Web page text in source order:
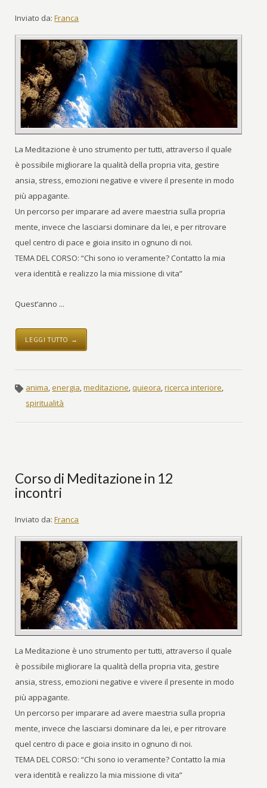
Inviato da: Franca
La Meditazione è uno strumento per tutti, attraverso il quale
è possibile migliorare la qualità della propria vita, gestire
ansia, stress, emozioni negative e vivere il presente in modo
più appagante.
Un percorso per imparare ad avere maestria sulla propria
mente, invece che lasciarsi dominare da lei, e per ritrovare
quel centro di pace e gioia insito in ognuno di noi.
TEMA DEL CORSO: “Chi sono io veramente? Contatto la mia
vera identità e realizzo la mia missione di vita”
Quest’anno ...
LEGGI TUTTO →
anima,energia,meditazione,quieora,ricerca interiore,
spiritualità
Corso di Meditazione in 12
incontri
Inviato da: Franca
La Meditazione è uno strumento per tutti, attraverso il quale
è possibile migliorare la qualità della propria vita, gestire
ansia, stress, emozioni negative e vivere il presente in modo
più appagante.
Un percorso per imparare ad avere maestria sulla propria
mente, invece che lasciarsi dominare da lei, e per ritrovare
quel centro di pace e gioia insito in ognuno di noi.
TEMA DEL CORSO: “Chi sono io veramente? Contatto la mia
vera identità e realizzo la mia missione di vita”